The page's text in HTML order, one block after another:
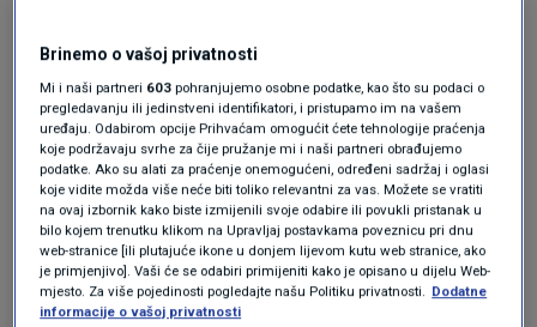
kilometara. Sva četiri helikoptera bila su
pogođena. Jedan ruski vojnik i pas došli su na
mjesto napada kako bi procijenili razmjere
štete.
Osmog dana od napada, u srijedu, na internetu
se pojavio videozapis tog ruskog vojnika, koji je
potom preveo estonski portal WarTranslated.
"Eto ga, izravan pogodak", uzdahnuo je vojnik
Brinemo o vašoj privatnosti
Mi i naši partneri 603 pohranjujemo osobne podatke, kao što su podaci o
pregledavanju ili jedinstveni identifikatori, i pristupamo im na vašem
uređaju. Odabirom opcije Prihvaćam omogućit ćete tehnologije praćenja
koje podržavaju svrhe za čije pružanje mi i naši partneri obrađujemo
podatke. Ako su alati za praćenje onemogućeni, određeni sadržaj i oglasi
koje vidite možda više neće biti toliko relevantni za vas. Možete se vratiti
na ovaj izbornik kako biste izmijenili svoje odabire ili povukli pristanak u
bilo kojem trenutku klikom na Upravljaj postavkama poveznicu pri dnu
web-stranice [ili plutajuće ikone u donjem lijevom kutu web stranice, ako
je primjenjivo]. Vaši će se odabiri primijeniti kako je opisano u dijelu Web-
mjesto. Za više pojedinosti pogledajte našu Politiku privatnosti. Dodatne
informacije o vašoj privatnosti